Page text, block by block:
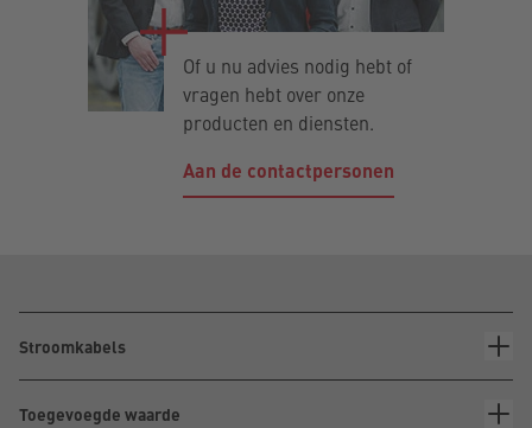
Of u nu advies nodig hebt of
vragen hebt over onze
producten en diensten.
Aan de contactpersonen
Stroomkabels
Toegevoegde waarde